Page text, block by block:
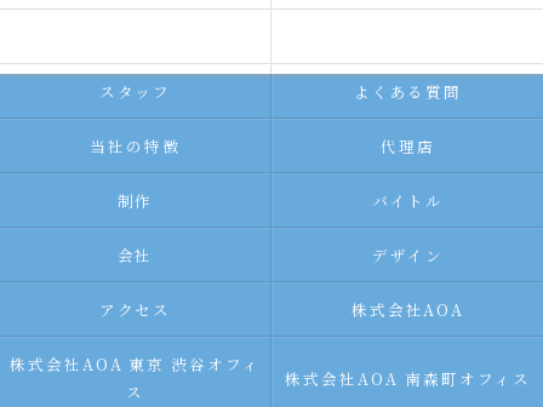
スタッフ よくある質問
当社の特徴 代理店
制作 バイトル
会社 デザイン
アクセス 株式会社AOA
株式会社AOA 東京 渋谷オフィ
ス
株式会社AOA 南森町オフィス